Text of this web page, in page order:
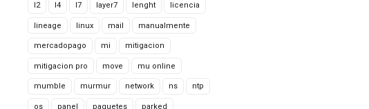
l2 l4 l7 layer7 lenght licencia
lineage linux mail manualmente
mercadopago mi mitigacion
mitigacion pro move mu online
mumble murmur network ns ntp
os panel paquetes parked